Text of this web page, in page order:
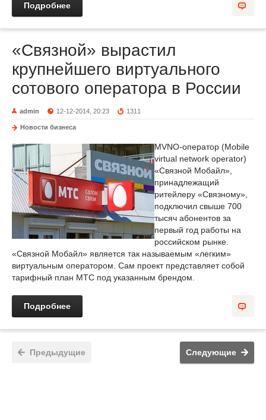
Подробнее
«Связной» вырастил
крупнейшего виртуального
сотового оператора в России
admin 12-12-2014, 20:23 1311
Новости бизнеса
MVNO-оператор (Mobile
virtual network operator)
«Связной Мобайл»,
принадлежащий
ритейлеру «Связному»,
подключил свыше 700
тысяч абонентов за
первый год работы на
российском рынке.
«Связной Мобайл» является так называемым «легким»
виртуальным оператором. Сам проект представляет собой
тарифный план МТС под указанным брендом.
Подробнее
Предыдущие Следующие